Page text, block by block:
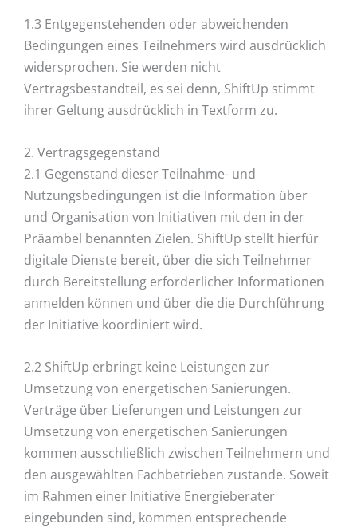
1.3 Entgegenstehenden oder abweichenden
Bedingungen eines Teilnehmers wird ausdrücklich
widersprochen. Sie werden nicht
Vertragsbestandteil, es sei denn, ShiftUp stimmt
ihrer Geltung ausdrücklich in Textform zu.
2. Vertragsgegenstand
2.1 Gegenstand dieser Teilnahme- und
Nutzungsbedingungen ist die Information über
und Organisation von Initiativen mit den in der
Präambel benannten Zielen. ShiftUp stellt hierfür
digitale Dienste bereit, über die sich Teilnehmer
durch Bereitstellung erforderlicher Informationen
anmelden können und über die die Durchführung
der Initiative koordiniert wird.
2.2 ShiftUp erbringt keine Leistungen zur
Umsetzung von energetischen Sanierungen.
Verträge über Lieferungen und Leistungen zur
Umsetzung von energetischen Sanierungen
kommen ausschließlich zwischen Teilnehmern und
den ausgewählten Fachbetrieben zustande. Soweit
im Rahmen einer Initiative Energieberater
eingebunden sind, kommen entsprechende